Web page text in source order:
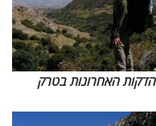
הדקות האחרונות בטרק